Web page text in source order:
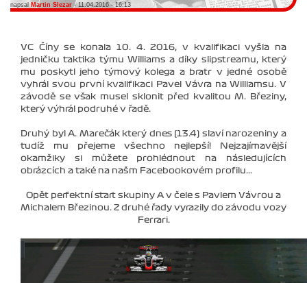
napsal Martin Slezar - 11.04.2016 - 16:13
VC Číny se konala 10. 4. 2016, v kvalifikaci vyšla na
jedničku taktika týmu Williams a díky slipstreamu, který
mu poskytl jeho týmový kolega a bratr v jedné osobě
vyhrál svou první kvalifikaci Pavel Vávra na Williamsu. V
závodě se však musel sklonit před kvalitou M. Březiny,
který výhrál podruhé v řadě.
Druhý byl A. Marečák který dnes (13.4) slaví narozeniny a
tudíž mu přejeme všechno nejlepší! Nejzajímavější
okamžiky si můžete prohlédnout na následujících
obrázcích a také na našm Facebookovém profilu...
Opět perfektní start skupiny A v čele s Pavlem Vávrou a
Michalem Březinou. Z druhé řady vyrazily do závodu vozy
Ferrari.